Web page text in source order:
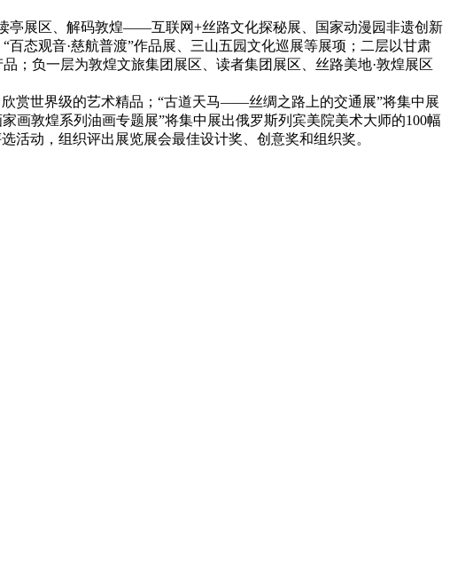
亭展区、解码敦煌——互联网+丝路文化探秘展、国家动漫园非遗创新
态观音·慈航普渡”作品展、三山五园文化巡展等展项；二层以甘肃
；负一层为敦煌文旅集团展区、读者集团展区、丝路美地·敦煌展区
赏世界级的艺术精品；“古道天马——丝绸之路上的交通展”将集中展
画敦煌系列油画专题展”将集中展出俄罗斯列宾美院美术大师的100幅
活动，组织评出展览展会最佳设计奖、创意奖和组织奖。